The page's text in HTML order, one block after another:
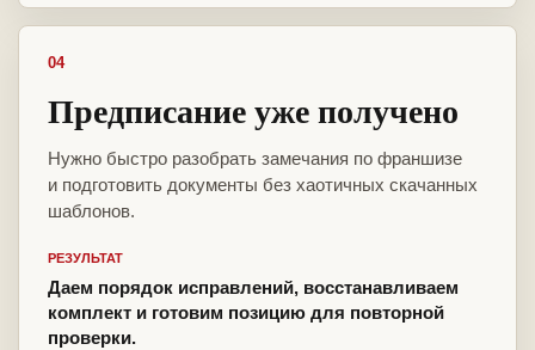
04
Предписание уже получено
Нужно быстро разобрать замечания по франшизе
и подготовить документы без хаотичных скачанных
шаблонов.
РЕЗУЛЬТАТ
Даем порядок исправлений, восстанавливаем
комплект и готовим позицию для повторной
проверки.